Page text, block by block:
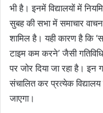
भी है। इनमें विद्यालयों में
सुबह की सभा में समाचार
शामिल है। यही कारण है कि
टाइम कम करने’ जैसी
पर जोर दिया जा रहा है। इन
संचालित कर प्रत्येक
जाएगा।